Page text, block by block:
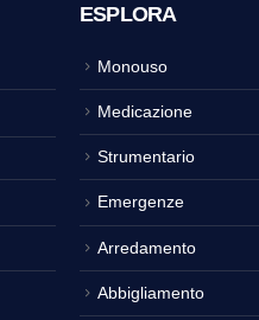
ESPLORA
Monouso
Medicazione
Strumentario
Emergenze
Arredamento
Abbigliamento